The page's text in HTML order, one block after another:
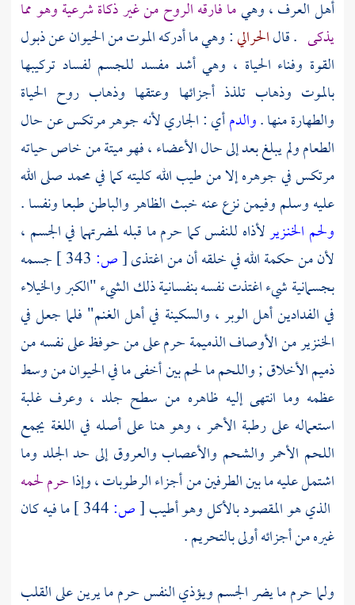
أهل العرف ، وهيما فارقه الروح من غير ذكاة شرعية وهو مما
يذكى . قالالحرالي: وهي ما أدركه الموت من الحيوان عن ذبول
القوة وفناء الحياة ، وهي أشد مفسد للجسم لفساد تركيبها
بالموت وذهاب تلذذ أجزائها وعتقها وذهاب روح الحياة
والطهارة منها .والدمأي : الجاري لأنه جوهر مرتكس عن حال
الطعام ولم يبلغ بعد إلى حال الأعضاء ، فهو ميتة من خاص حياته
مرتكس في جوهره إلا من طيب الله كليته كما فيمحمدصلى الله
عليه وسلم وفيمن نزع عنه خبث الظاهر والباطن طبعا ونفسا .
ولحم الخنـزيرلأذاه للنفس كما حرم ما قبله لمضرتهما في الجسم ،
لأن من حكمة الله في خلقه أن من اغتذى[ص:
جسمه
بجسمانية شيء اغتذت نفسه بنفسانية ذلك الشيء "الكبر والخيلاء
في الفدادين أهل الوبر ، والسكينة في أهل الغنم" فلما جعل في
الخنزير من الأوصاف الذميمة حرم على من حوفظ على نفسه من
ذميم الأخلاق ; واللحم ما لحم بين أخفى ما في الحيوان من وسط
عظمه وما انتهى إليه ظاهره من سطح جلد ، وعرف غلبة
استعماله على رطبة الأحمر ، وهو هنا على أصله في اللغة يجمع
اللحم الأحمر والشحم والأعصاب والعروق إلى حد الجلد وما
اشتمل عليه ما بين الطرفين من أجزاء الرطوبات ، وإذاحرم لحمه
الذي هو المقصود بالأكل وهو أطيب[ص:
ما فيه كان
غيره من أجزائه أولى بالتحريم .
ولما حرم ما يضر الجسم ويؤذي النفس حرم ما يرين على القلب